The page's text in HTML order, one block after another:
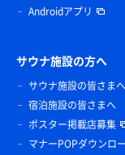
Androidアプリ
サウナ施設の方へ
サウナ施設の皆さまへ
宿泊施設の皆さまへ
ポスター掲載店募集
マナーPOPダウンロ